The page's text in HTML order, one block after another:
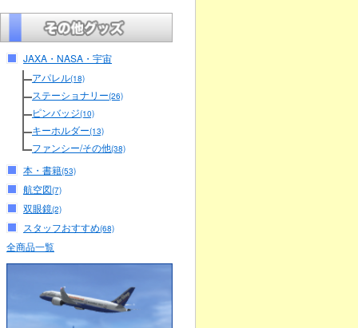
JAXA・NASA・宇宙
アパレル(18)
ステーショナリー(26)
ピンバッジ(10)
キーホルダー(13)
ファンシー/その他(38)
本・書籍(53)
航空図(7)
双眼鏡(2)
スタッフおすすめ(68)
全商品一覧